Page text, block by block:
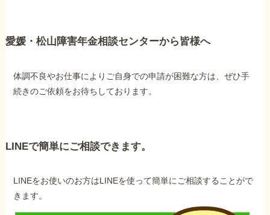
愛媛・松山障害年金相談センターから皆様へ
体調不良やお仕事によりご自身での申請が困難な方は、ぜひ手
続きのご依頼をお待ちしております。
LINEで簡単にご相談できます。
LINEをお使いのお方はLINEを使って簡単にご相談することがで
きます。